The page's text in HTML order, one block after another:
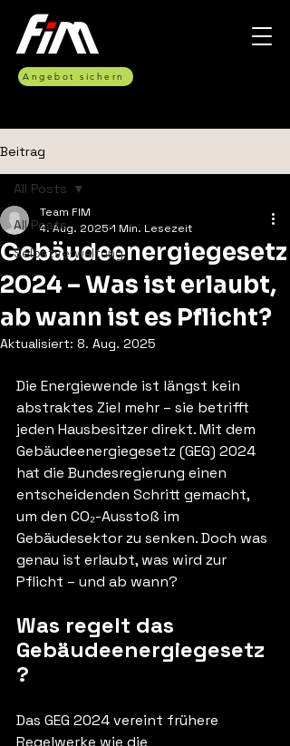
Angebot sichern
Beitrag
All Posts
Selbstverwaltung
All Posts
Gebäudeenergiegesetz
2024 – Was ist erlaubt,
ab wann ist es Pflicht?
Team FIM
4. Aug. 2025 1 Min. Lesezeit
Aktualisiert: 8. Aug. 2025
Die Energiewende ist längst kein
abstraktes Ziel mehr – sie betrifft
jeden Hausbesitzer direkt. Mit dem
Gebäudeenergiegesetz (GEG) 2024
hat die Bundesregierung einen
entscheidenden Schritt gemacht,
um den CO₂-Ausstoß im
Gebäudesektor zu senken. Doch was
genau ist erlaubt, was wird zur
Pflicht – und ab wann?
Was regelt das
Gebäudeenergiegesetz
?
Das GEG 2024 vereint frühere
Regelwerke wie die